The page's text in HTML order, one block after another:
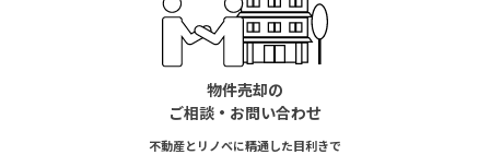
物件売却の
ご相談・お問い合わせ
不動産とリノベに精通した目利きで